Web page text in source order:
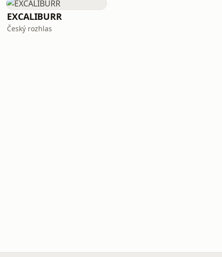
EXCALIBURR
Český rozhlas